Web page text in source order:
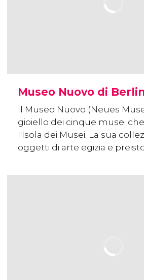
Museo Nuovo di
Il Museo Nuovo (Neues
gioiello dei cinque musei
l'Isola dei Musei. La sua
oggetti di arte egizia e